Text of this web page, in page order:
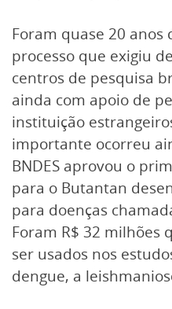
Foram quase 20 anos
processo que exigiu
centros de pesquisa
ainda com apoio de
instituição
importante ocorreu
BNDES aprovou o
para o Butantan
para doenças
Foram R$ 32 milhões
ser usados nos
dengue, a